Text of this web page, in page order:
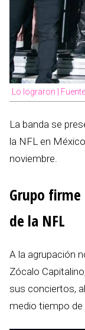
Lo lograron |
La banda se
la NFL en
noviembre.
Grupo
de la NFL
A la agrupación
Zócalo
sus conciertos,
medio tiempo de